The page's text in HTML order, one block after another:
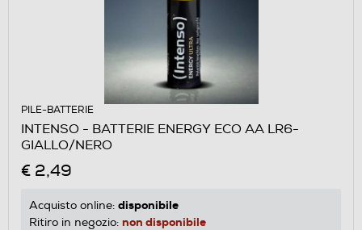
PILE-BATTERIE
INTENSO - BATTERIE ENERGY ECO AA LR6-
GIALLO/NERO
€ 2,49
Acquisto online: disponibile
Ritiro in negozio: non disponibile